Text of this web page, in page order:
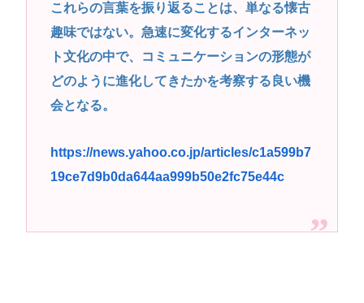
これらの言葉を振り返ることは、単なる懐古
趣味ではない。急速に変化するインターネッ
ト文化の中で、コミュニケーションの形態が
どのように進化してきたかを考察する良い機
会となる。
https://news.yahoo.co.jp/articles/c1a599b7
19ce7d9b0da644aa999b50e2fc75e44c